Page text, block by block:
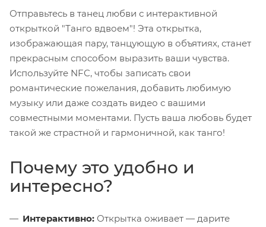
Отправьтесь в танец любви с интерактивной
открыткой "Танго вдвоем"! Эта открытка,
изображающая пару, танцующую в объятиях, станет
прекрасным способом выразить ваши чувства.
Используйте NFC, чтобы записать свои
романтические пожелания, добавить любимую
музыку или даже создать видео с вашими
совместными моментами. Пусть ваша любовь будет
такой же страстной и гармоничной, как танго!
Почему это удобно и
интересно?
Интерактивно: Открытка оживает — дарите